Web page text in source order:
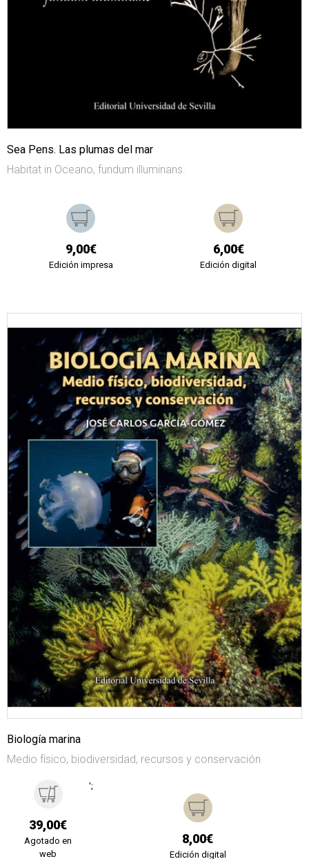
Sea Pens. Las plumas del mar
Habitat in Oceano, fundum illuminans.
9,00€
Edición impresa
6,00€
Edición digital
Biología marina
Medio físico, biodiversidad, recursos y conservación
39,00€
Agotado en
web
';
8,00€
Edición digital